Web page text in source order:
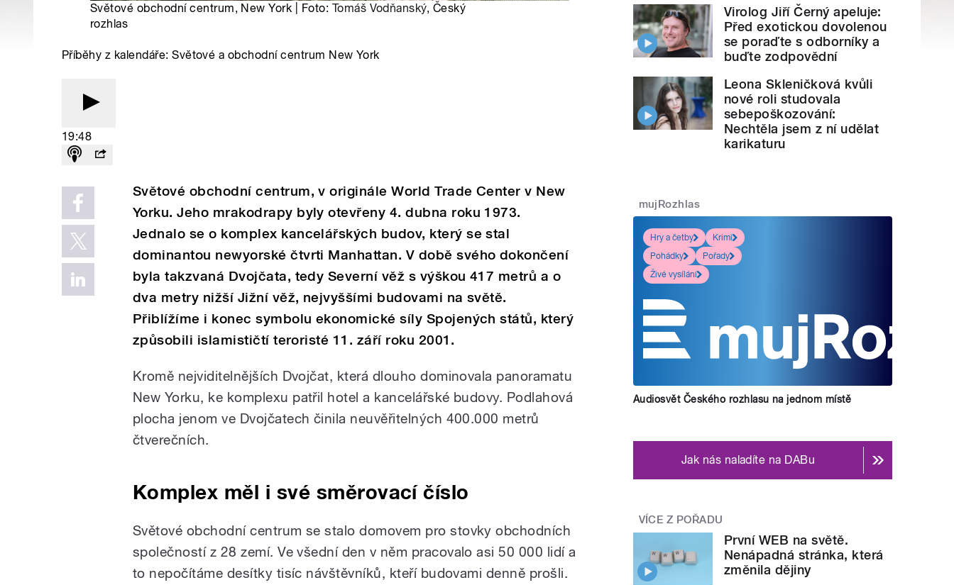
Světové obchodní centrum, New York | Foto: Tomáš Vodňanský, Český
rozhlas
Příběhy z kalendáře: Světové a obchodní centrum New York
19:48
Světové obchodní centrum, v originále World Trade Center v New
Yorku. Jeho mrakodrapy byly otevřeny 4. dubna roku 1973.
Jednalo se o komplex kancelářských budov, který se stal
dominantou newyorské čtvrti Manhattan. V době svého dokončení
byla takzvaná Dvojčata, tedy Severní věž s výškou 417 metrů a o
dva metry nižší Jižní věž, nejvyššími budovami na světě.
Přiblížíme i konec symbolu ekonomické síly Spojených států, který
způsobili islamističtí teroristé 11. září roku 2001.
Kromě nejviditelnějších Dvojčat, která dlouho dominovala panoramatu
New Yorku, ke komplexu patřil hotel a kancelářské budovy. Podlahová
plocha jenom ve Dvojčatech činila neuvěřitelných 400.000 metrů
čtverečních.
Komplex měl i své směrovací číslo
Světové obchodní centrum se stalo domovem pro stovky obchodních
společností z 28 zemí. Ve všední den v něm pracovalo asi 50 000 lidí a
to nepočítáme desítky tisíc návštěvníků, kteří budovami denně prošli.
Virolog Jiří Černý apeluje:
Před exotickou dovolenou
se poraďte s odborníky a
buďte zodpovědní
Leona Skleničková kvůli
nové roli studovala
sebepoškozování:
Nechtěla jsem z ní udělat
karikaturu
mujRozhlas
Hry a četby
Krimi
Pohádky
Pořady
Živé vysílání
Audiosvět Českého rozhlasu na jednom místě
Jak nás naladíte na DABu
VÍCE Z POŘADU
První WEB na světě.
Nenápadná stránka, která
změnila dějiny